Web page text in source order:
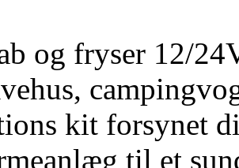
og fryser 12/
kit forsynet
til et